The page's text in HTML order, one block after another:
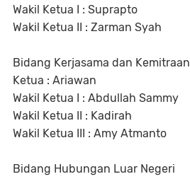
Wakil Ketua I : Suprapto
Wakil Ketua II : Zarman Syah
Bidang Kerjasama dan Kemitraan
Ketua : Ariawan
Wakil Ketua I : Abdullah Sammy
Wakil Ketua II : Kadirah
Wakil Ketua III : Amy Atmanto
Bidang Hubungan Luar Negeri